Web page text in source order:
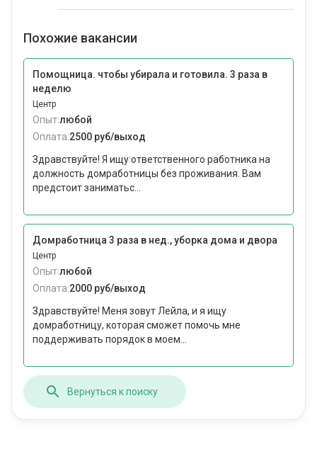
Похожие вакансии
Помощница. чтобы убирала и готовила. 3 раза в
неделю
Центр
Опыт:любой
Оплата:2500 руб/выход
Здравствуйте! Я ищу ответственного работника на
должность домработницы без проживания. Вам
предстоит заниматьс...
Домработница 3 раза в нед., уборка дома и двора
Центр
Опыт:любой
Оплата:2000 руб/выход
Здравствуйте! Меня зовут Лейла, и я ищу
домработницу, которая сможет помочь мне
поддерживать порядок в моем...
Вернуться к поиску